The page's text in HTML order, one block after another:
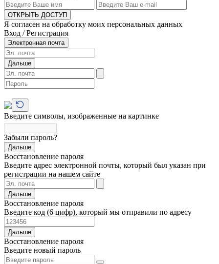
ОТКРЫТЬ ДОСТУП
Я согласен на обработку моих персональных данных
Вход / Регистрация
Электронная почта
Дальше
Введите символы, изображенные на картинке
Забыли пароль?
Дальше
Восстановление пароля
Введите адрес электронной почты, который был указан при
регистрации на нашем сайте
Дальше
Восстановление пароля
Введите код (6 цифр), который мы отправили по адресу
Дальше
Восстановление пароля
Введите новый пароль